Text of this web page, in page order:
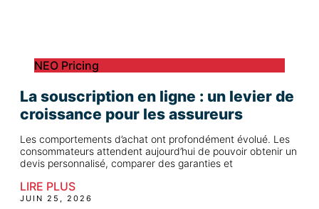
NEO Pricing
La souscription en ligne : un levier de
croissance pour les assureurs
Les comportements d’achat ont profondément évolué. Les
consommateurs attendent aujourd’hui de pouvoir obtenir un
devis personnalisé, comparer des garanties et
LIRE PLUS
JUIN 25, 2026